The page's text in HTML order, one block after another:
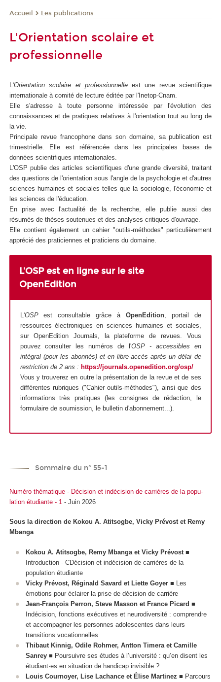
Accueil Les publications
L'Orientation scolaire et
professionnelle
L 'Orientation scolaire et professionnelleest une revue scientifique
internationale à comité de lecture éditée par l'Inetop-Cnam.
Elle s'adresse à toute personne intéressée par l'évolution des
connaissances et de pratiques relatives à l'orientation tout au long de
la vie.
Principale revue francophone dans son domaine, sa publication est
trimestrielle. Elle est référencée dans les principales bases de
données scientifiques internationales.
L'OSP publie des articles scientifiques d'une grande diversité, traitant
des questions de l'orientation sous l'angle de la psychologie et d'autres
sciences humaines et sociales telles que la sociologie, l'économie et
les sciences de l'éducation.
En prise avec l'actualité de la recherche, elle publie aussi des
résumés de thèses soutenues et des analyses critiques d'ouvrage.
Elle contient également un cahier "outils-méthodes" particulièrement
apprécié des praticiennes et praticiens du domaine.
L'OSP est en ligne sur le site
OpenEdition
L 'OSPest consultable grâce à OpenEdition, portail de
ressources électroniques en sciences humaines et sociales,
sur OpenEdition Journals, la plateforme de revues. Vous
pouvez consulter les numéros de l'OSP - accessibles en
intégral (pour les abonnés) et en libre-accès après un délai de
restriction de 2 ans : https://journals.openedition.org/osp/
Vous y trouverez en outre la présentation de la revue et de ses
différentes rubriques ("Cahier outils-méthodes"), ainsi que des
informations très pratiques (les consignes de rédaction, le
formulaire de soumission, le bulletin d'abonnement...).
Sommaire du n° 55-1
Numéro thématique - Décision et indécision de carrières de la popu-
lation étudiante - 1 - Juin 2026
Sous la direction de Kokou A. Atitsogbe, Vicky Prévost et Remy
Mbanga
Kokou A. Atitsogbe, Remy Mbanga et Vicky Prévost ■
Introduction - CDécision et indécision de carrières de la
population étudiante
Vicky Prévost, Réginald Savard et Liette Goyer■ Les
émotions pour éclairer la prise de décision de carrière
Jean-François Perron, Steve Masson et France Picard ■
Indécision, fonctions exécutives et neurodiversité : comprendre
et accompagner les personnes adolescentes dans leurs
transitions vocationnelles
Thibaut Kinnig, Odile Rohmer, Antton Timera et Camille
Sanrey■ Poursuivre ses études à l’université : qu’en disent les
étudiant·es en situation de handicap invisible ?
Louis Cournoyer, Lise Lachance et Élise Martinez ■ Parcours